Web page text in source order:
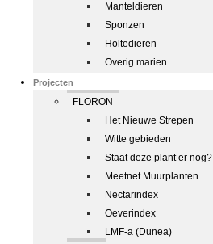
Manteldieren
Sponzen
Holtedieren
Overig marien
Projecten
FLORON
Het Nieuwe Strepen
Witte gebieden
Staat deze plant er nog?
Meetnet Muurplanten
Nectarindex
Oeverindex
LMF-a (Dunea)